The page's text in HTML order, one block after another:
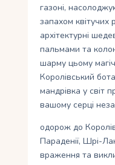
газоні,
запахом квітучих
архітектурні
пальмами та
шарму цьому
Королівський
мандрівка у світ
вашому серці
одорож до
Параденії, Шрі-
враження та